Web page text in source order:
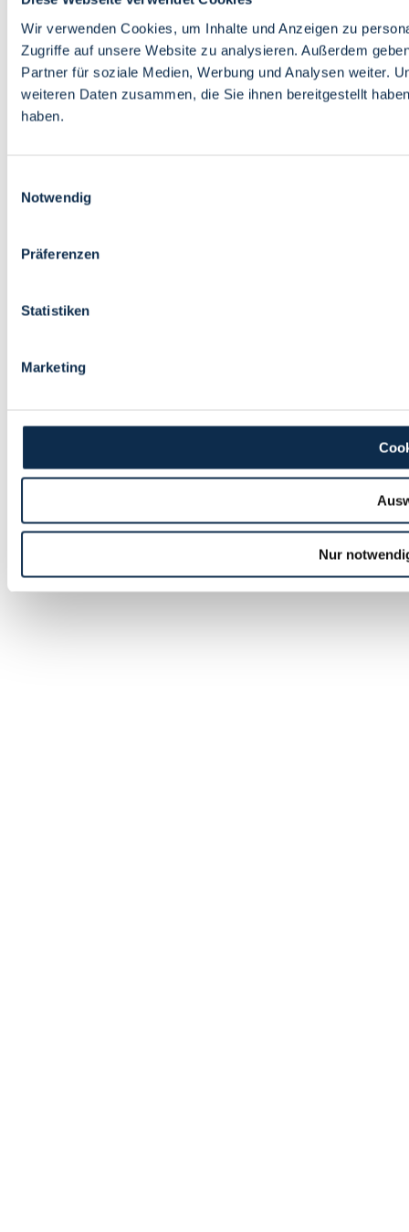
Wir verwenden Cookies, um Inhalte und Anzeigen zu
Zugriffe auf unsere Website zu analysieren. Außerdem
Partner für soziale Medien, Werbung und Analysen weiter.
weiteren Daten zusammen, die Sie ihnen bereitgestellt
haben.
Notwendig
Präferenzen
Statistiken
Marketing
Nur